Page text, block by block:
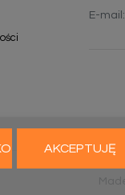
AKCEPTUJĘ
E-mail: